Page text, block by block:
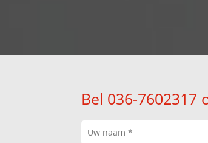
Bel 036-